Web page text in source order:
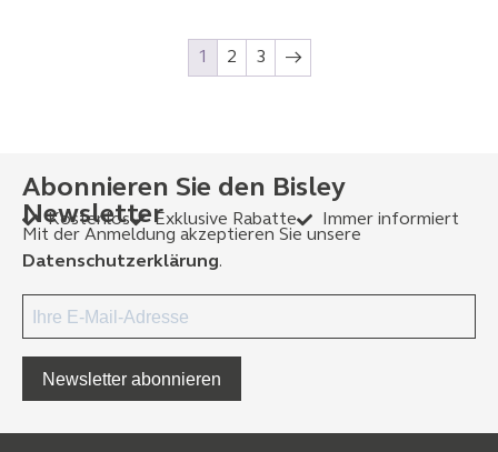
1 2 3 →
Abonnieren Sie den Bisley
Newsletter
Kostenlos Exklusive Rabatte
Immer informiert
Mit der Anmeldung akzeptieren Sie unsere
Datenschutzerklärung.
Newsletter abonnieren